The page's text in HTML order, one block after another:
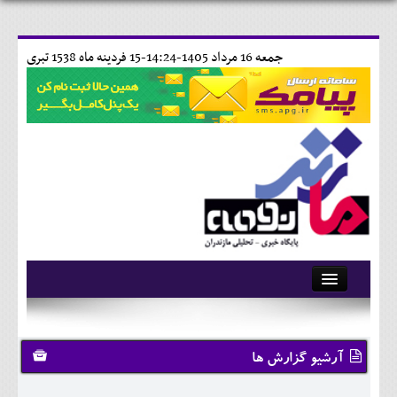
15 فردينه ماه 1538 تبری جمعه 16 مرداد 1405-14:24-
آرشیو
تماس با ما
وبلاگ
آرشیو گزارش ها